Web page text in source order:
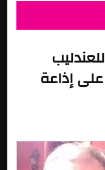
إذاعة